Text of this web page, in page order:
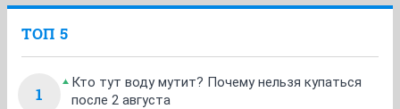
ТОП 5
1
Кто тут воду мутит? Почему нельзя купаться
после 2 августа